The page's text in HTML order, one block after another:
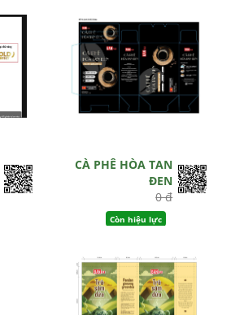
CÀ PHÊ HÒA TAN
ĐEN
0 đ
Còn hiệu lực